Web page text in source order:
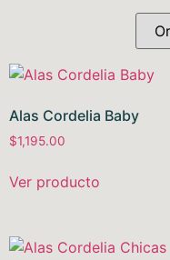
Alas Cordelia Baby
$1,195.00
Ver producto